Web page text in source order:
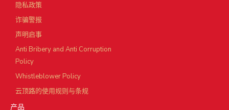
隐私政策
诈骗警报
声明启事
Anti Bribery and Anti Corruption
Policy
Whistleblower Policy
云顶路的使用规则与条规
产品